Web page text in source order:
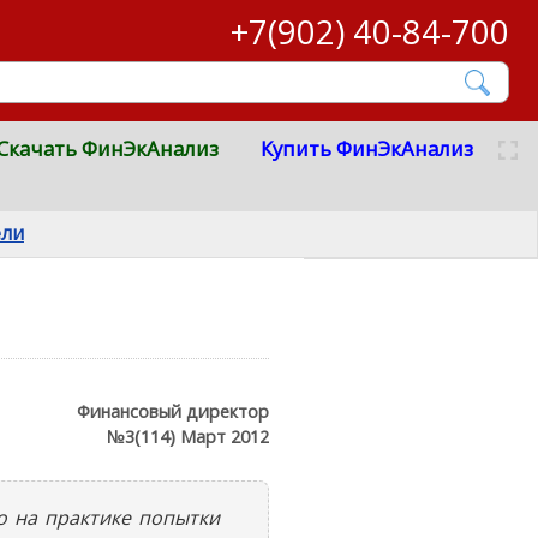
+7(902) 40-84-700
ФинЭкАнализ Купить ФинЭкАнализ
Финансовый директор
№3(114) Март 2012
на практике попытки